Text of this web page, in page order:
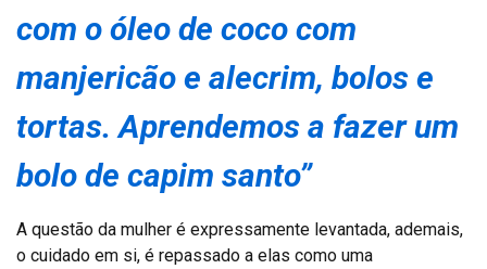
com o óleo de coco com
manjericão e alecrim, bolos e
tortas. Aprendemos a fazer um
bolo de capim santo”
A questão da mulher é expressamente levantada, ademais,
o cuidado em si, é repassado a elas como uma